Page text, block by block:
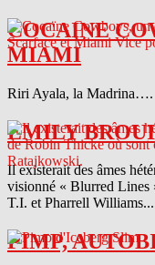
COCAINE
MIAMI
Riri Ayala, la Madrina….
EMILY
Il existerait des âmes
visionné « Blurred Lines
T.I. et Pharrell
PIMP,